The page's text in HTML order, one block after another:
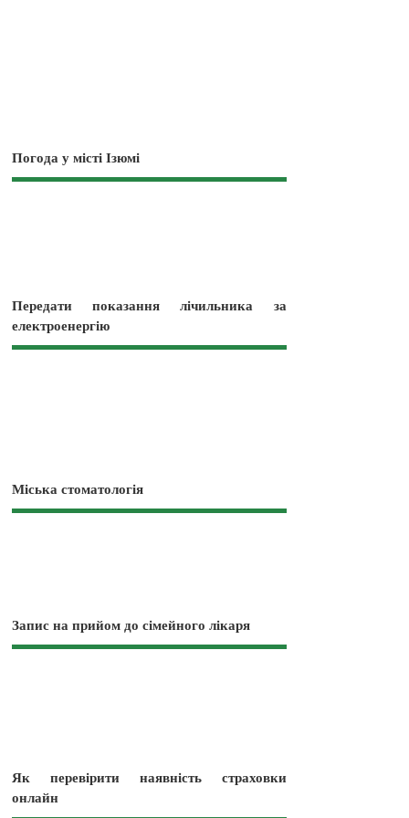
Погода у місті Ізюмі
Передати показання лічильника за
електроенергію
Міська стоматологія
Запис на прийом до сімейного лікаря
Як перевірити наявність страховки
онлайн